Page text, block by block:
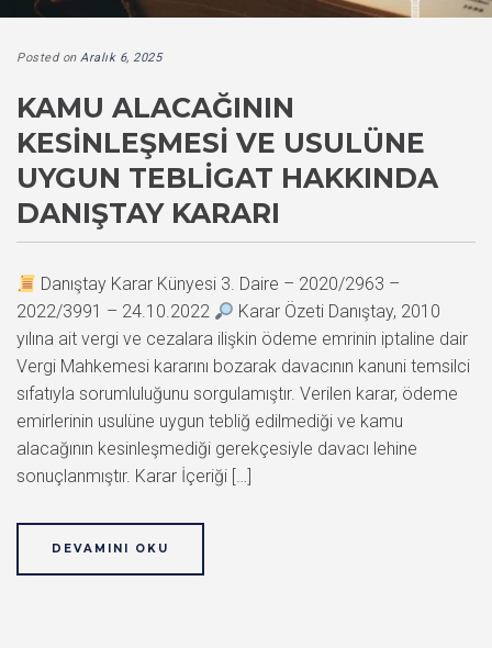
Posted on Aralık 6, 2025
KAMU ALACAĞININ
KESINLEŞMESI VE USULÜNE
UYGUN TEBLIGAT HAKKINDA
DANIŞTAY KARARI
Danıştay Karar Künyesi 3. Daire – 2020/2963 –
2022/3991 – 24.10.2022
Karar Özeti Danıştay, 2010
yılına ait vergi ve cezalara ilişkin ödeme emrinin iptaline dair
Vergi Mahkemesi kararını bozarak davacının kanuni temsilci
sıfatıyla sorumluluğunu sorgulamıştır. Verilen karar, ödeme
emirlerinin usulüne uygun tebliğ edilmediği ve kamu
alacağının kesinleşmediği gerekçesiyle davacı lehine
sonuçlanmıştır. Karar İçeriği […]
DEVAMINI OKU